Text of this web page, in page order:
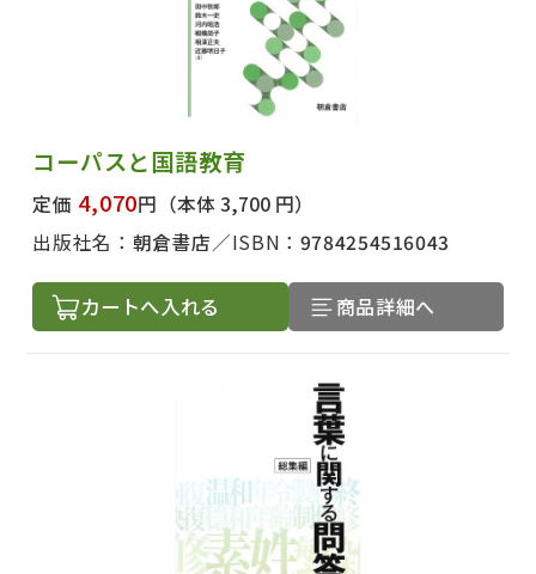
コーパスと国語教育
定価 4,070円 （本体 3,700 円）
出版社名： 朝倉書店 ISBN： 9784254516043
カートへ入れる 商品詳細へ